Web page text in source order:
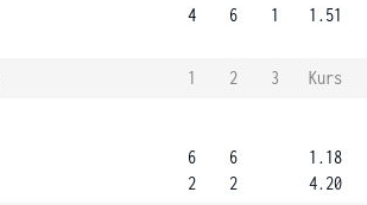
4
6
1
1.51
1 2 3
Kurs
6
2
6
2
1.18
4.20